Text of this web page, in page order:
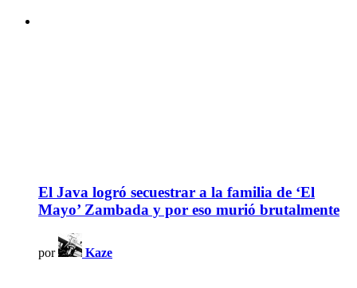
El Java logró secuestrar a la familia de ‘El
Mayo’ Zambada y por eso murió brutalmente
por Kaze